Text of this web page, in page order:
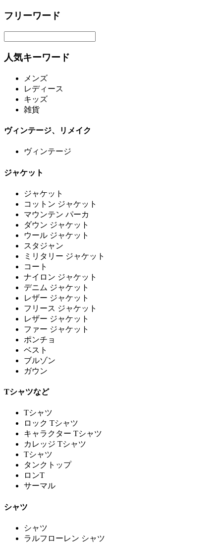
フリーワード
人気キーワード
メンズ
レディース
キッズ
雑貨
ヴィンテージ、リメイク
ヴィンテージ
ジャケット
ジャケット
コットン ジャケット
マウンテン パーカ
ダウン ジャケット
ウール ジャケット
スタジャン
ミリタリー ジャケット
コート
ナイロン ジャケット
デニム ジャケット
レザー ジャケット
フリース ジャケット
レザー ジャケット
ファー ジャケット
ポンチョ
ベスト
ブルゾン
ガウン
Tシャツなど
Tシャツ
ロック Tシャツ
キャラクター Tシャツ
カレッジ Tシャツ
Tシャツ
タンクトップ
ロンT
サーマル
シャツ
シャツ
ラルフローレン シャツ